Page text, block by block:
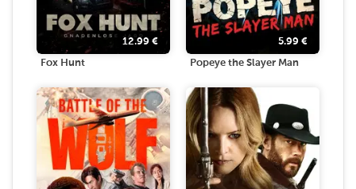
12.99 €
Fox Hunt
5.99 €
Popeye the Slayer Man